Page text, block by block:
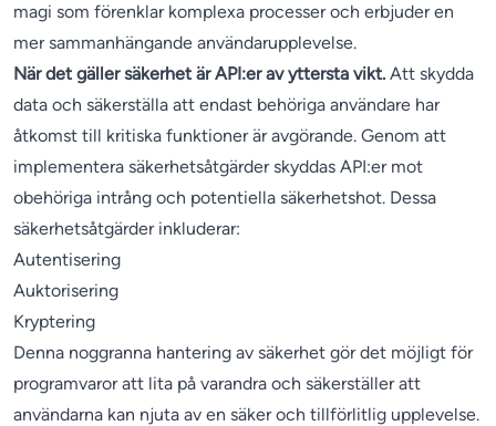
magi som förenklar komplexa processer och erbjuder en
mer sammanhängande användarupplevelse.
När det gäller säkerhet är API:er av yttersta vikt. Att skydda
data och säkerställa att endast behöriga användare har
åtkomst till kritiska funktioner är avgörande. Genom att
implementera säkerhetsåtgärder skyddas API:er mot
obehöriga intrång och potentiella säkerhetshot. Dessa
säkerhetsåtgärder inkluderar:
Autentisering
Auktorisering
Kryptering
Denna noggranna hantering av säkerhet gör det möjligt för
programvaror att lita på varandra och säkerställer att
användarna kan njuta av en säker och tillförlitlig upplevelse.